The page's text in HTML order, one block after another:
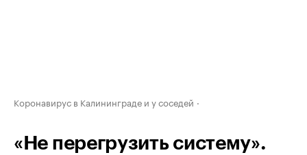
Коронавирус в Калининграде и у соседей
«Не перегрузить систему».